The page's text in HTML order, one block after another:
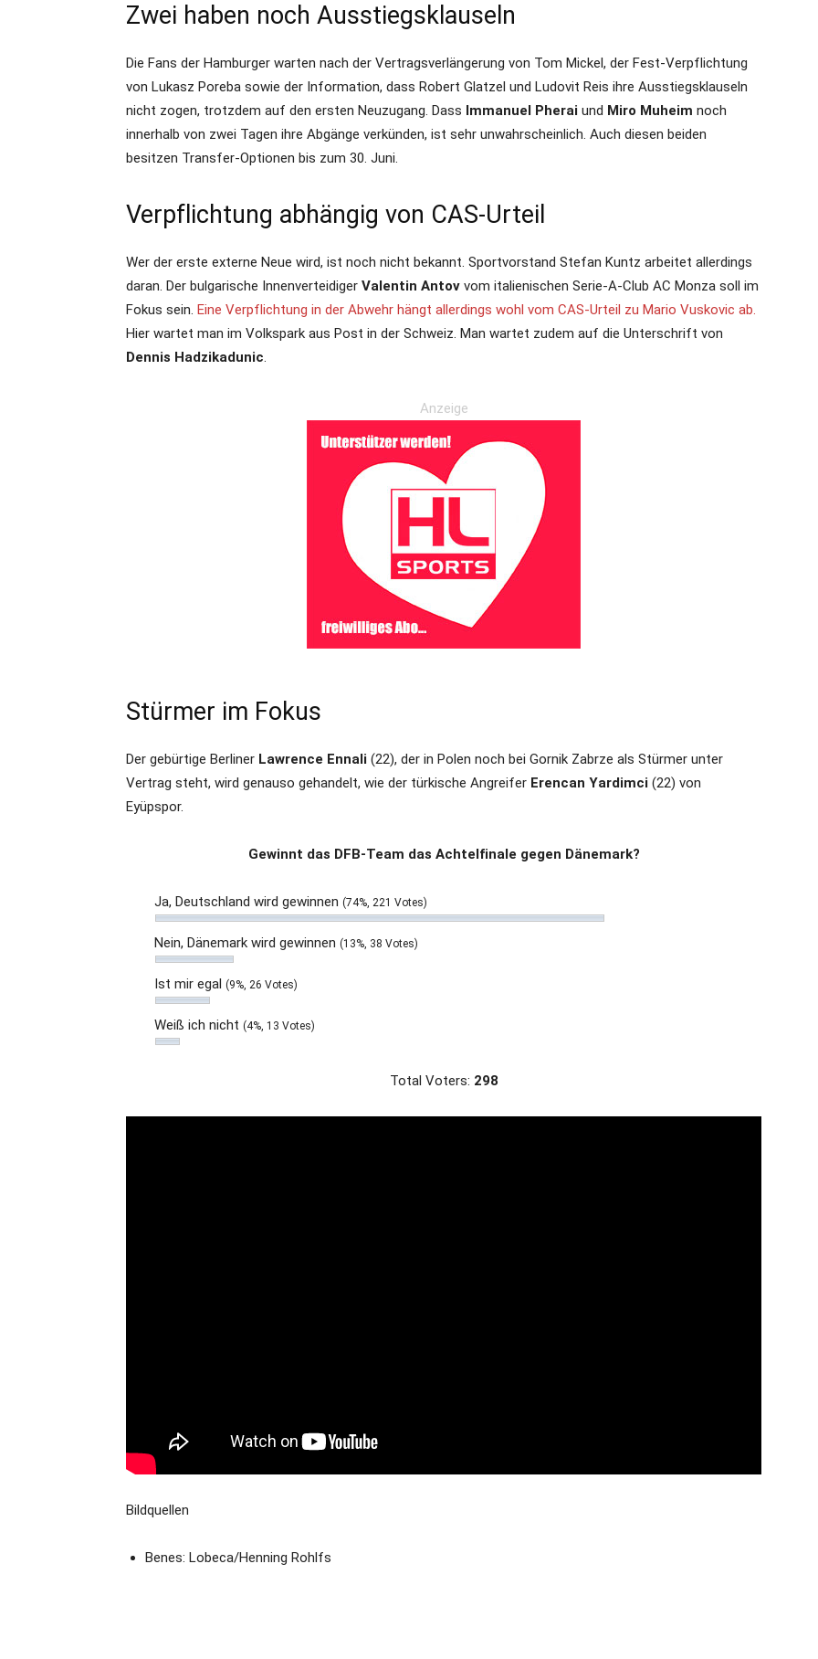
Zwei haben noch Ausstiegsklauseln
Die Fans der Hamburger warten nach der Vertragsverlängerung von Tom Mickel, der Fest-Verpflichtung
von Lukasz Poreba sowie der Information, dass Robert Glatzel und Ludovit Reis ihre Ausstiegsklauseln
nicht zogen, trotzdem auf den ersten Neuzugang. Dass Immanuel Pherai und Miro Muheim noch
innerhalb von zwei Tagen ihre Abgänge verkünden, ist sehr unwahrscheinlich. Auch diesen beiden
besitzen Transfer-Optionen bis zum 30. Juni.
Verpflichtung abhängig von CAS-Urteil
Wer der erste externe Neue wird, ist noch nicht bekannt. Sportvorstand Stefan Kuntz arbeitet allerdings
daran. Der bulgarische Innenverteidiger Valentin Antov vom italienischen Serie-A-Club AC Monza soll im
Fokus sein. Eine Verpflichtung in der Abwehr hängt allerdings wohl vom CAS-Urteil zu Mario Vuskovic ab.
Hier wartet man im Volkspark aus Post in der Schweiz. Man wartet zudem auf die Unterschrift von
Dennis Hadzikadunic.
Anzeige
Stürmer im Fokus
Der gebürtige Berliner Lawrence Ennali (22), der in Polen noch bei Gornik Zabrze als Stürmer unter
Vertrag steht, wird genauso gehandelt, wie der türkische Angreifer Erencan Yardimci (22) von
Eyüpspor.
Gewinnt das DFB-Team das Achtelfinale gegen Dänemark?
Ja, Deutschland wird gewinnen (74%, 221 Votes)
Nein, Dänemark wird gewinnen (13%, 38 Votes)
Ist mir egal (9%, 26 Votes)
Weiß ich nicht (4%, 13 Votes)
Total Voters: 298
Bildquellen
Benes: Lobeca/Henning Rohlfs